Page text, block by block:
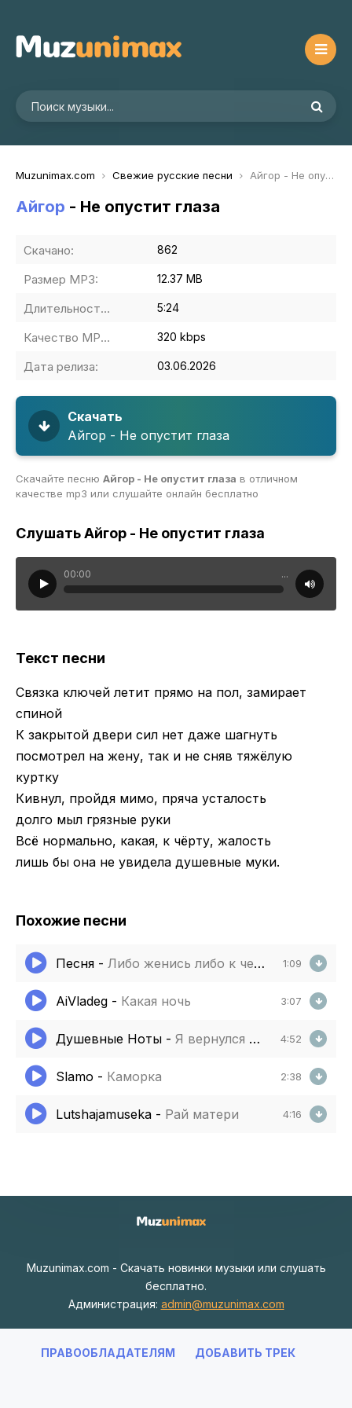
Muzunimax.com Свежие русские песни Айгор - Не опустит глаза
Айгор - Не опустит глаза
Скачано: 862
Размер MP3: 12.37 MB
Длительность MP3: 5:24
Качество MP3: 320 kbps
Дата релиза: 03.06.2026
Скачать
Айгор - Не опустит глаза
Скачайте песню Айгор - Не опустит глаза в отличном
качестве mp3 или слушайте онлайн бесплатно
Слушать Айгор - Не опустит глаза
00:00 ...
Текст песни
Связка ключей летит прямо на пол, замирает
спиной
К закрытой двери сил нет даже шагнуть
посмотрел на жену, так и не сняв тяжёлую
куртку
Кивнул, пройдя мимо, пряча усталость
долго мыл грязные руки
Всё нормально, какая, к чёрту, жалость
лишь бы она не увидела душевные муки.
Похожие песни
Песня - Либо женись либо к черту катись 1:09
AiVladeg - Какая ночь 3:07
Душевные Ноты - Я вернулся мама 4:52
Slamo - Каморка 2:38
Lutshajamuseka - Рай матери 4:16
Muzunimax.com - Скачать новинки музыки или слушать
бесплатно.
Администрация: admin@muzunimax.com
ПРАВООБЛАДАТЕЛЯМ ДОБАВИТЬ ТРЕК